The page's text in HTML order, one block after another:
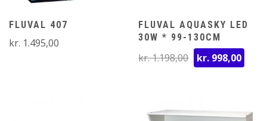
FLUVAL 407
kr. 1.495,00
FLUVAL AQUASKY LED
30W * 99-130CM
kr.1.198,00 Den
oprindelige
kr. 1.198,00.
kr. 998,00
kr.